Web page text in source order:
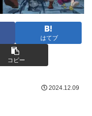
はてブ
コピー
2024.12.09